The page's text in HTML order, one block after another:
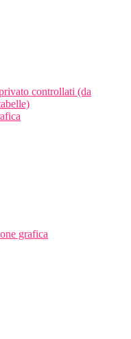
controllati (da
grafica